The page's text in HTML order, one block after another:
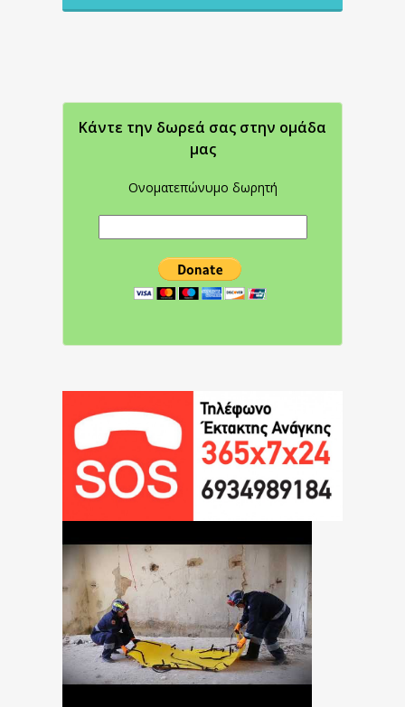
Κάντε την δωρεά σας στην oμάδα
μας
Ονοματεπώνυμο δωρητή